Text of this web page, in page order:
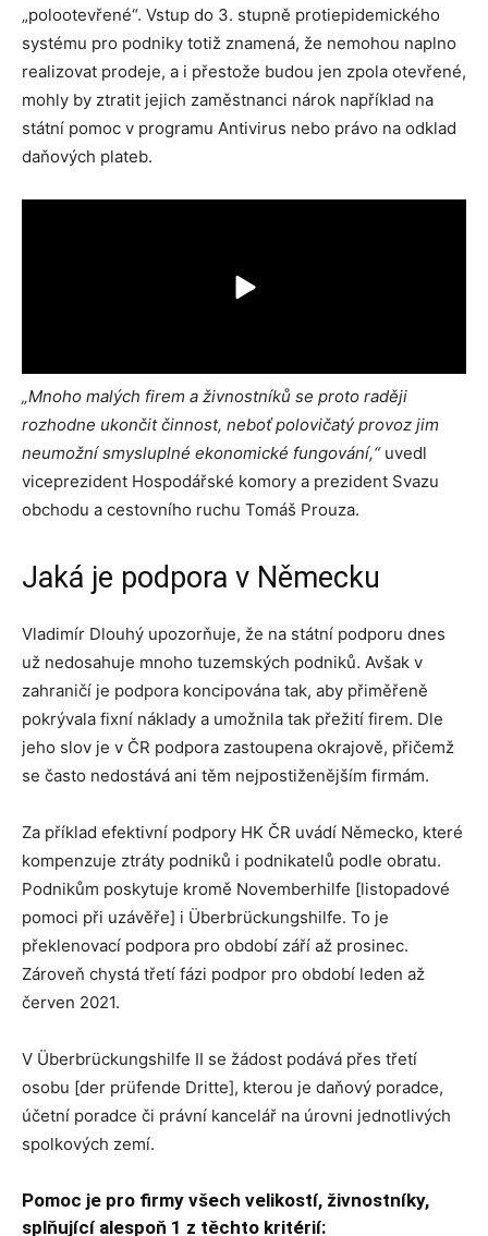
„polootevřené“. Vstup do 3. stupně protiepidemického
systému pro podniky totiž znamená, že nemohou naplno
realizovat prodeje, a i přestože budou jen zpola otevřené,
mohly by ztratit jejich zaměstnanci nárok například na
státní pomoc v programu Antivirus nebo právo na odklad
daňových plateb.
„Mnoho malých firem a živnostníků se proto raději
rozhodne ukončit činnost, neboť polovičatý provoz jim
neumožní smysluplné ekonomické fungování,“uvedl
viceprezident Hospodářské komory a prezident Svazu
obchodu a cestovního ruchu Tomáš Prouza.
Jaká je podpora v Německu
Vladimír Dlouhý upozorňuje, že na státní podporu dnes
už nedosahuje mnoho tuzemských podniků. Avšak v
zahraničí je podpora koncipována tak, aby přiměřeně
pokrývala fixní náklady a umožnila tak přežití firem. Dle
jeho slov je v ČR podpora zastoupena okrajově, přičemž
se často nedostává ani těm nejpostiženějším firmám.
Za příklad efektivní podpory HK ČR uvádí Německo, které
kompenzuje ztráty podniků i podnikatelů podle obratu.
Podnikům poskytuje kromě Novemberhilfe [listopadové
pomoci při uzávěře] i Überbrückungshilfe. To je
překlenovací podpora pro období září až prosinec.
Zároveň chystá třetí fázi podpor pro období leden až
červen 2021.
V Überbrückungshilfe II se žádost podává přes třetí
osobu [der prüfende Dritte], kterou je daňový poradce,
účetní poradce či právní kancelář na úrovni jednotlivých
spolkových zemí.
Pomoc je pro firmy všech velikostí, živnostníky,
splňující alespoň 1 z těchto kritérií: